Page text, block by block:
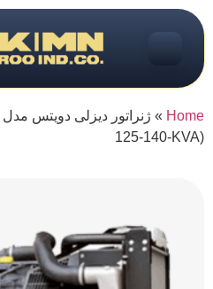
Home
»
125-140-KVA)